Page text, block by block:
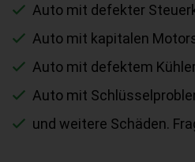
Auto mit defekter
Auto mit kapitalen
Auto mit defektem
Auto mit
und weitere Schäden.